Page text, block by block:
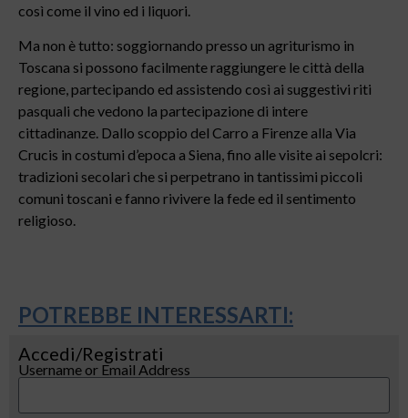
così come il vino ed i liquori.
Ma non è tutto: soggiornando presso un agriturismo in
Toscana si possono facilmente raggiungere le città della
regione, partecipando ed assistendo così ai suggestivi riti
pasquali che vedono la partecipazione di intere
cittadinanze. Dallo scoppio del Carro a Firenze alla Via
Crucis in costumi d’epoca a Siena, fino alle visite ai sepolcri:
tradizioni secolari che si perpetrano in tantissimi piccoli
comuni toscani e fanno rivivere la fede ed il sentimento
religioso.
POTREBBE INTERESSARTI:
Accedi/Registrati
Username or Email Address